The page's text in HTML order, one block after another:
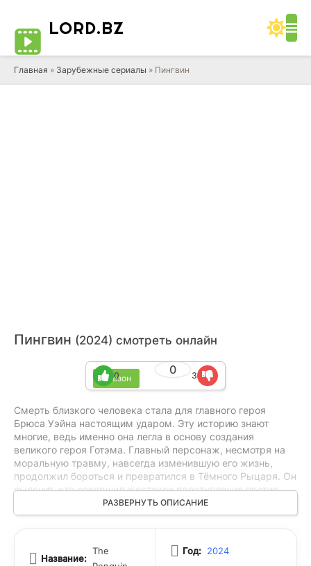
LORD.BZ
Главная » Зарубежные сериалы » Пингвин
Пингвин (2024) смотреть онлайн
1 сезон
0
0 3
Смерть близкого человека стала для главного героя
Брюса Уэйна настоящим ударом. Эту историю знают
многие, ведь именно она легла в основу создания
великого героя Готэма. Главный персонаж, несмотря на
моральную травму, навсегда изменившую его жизнь,
продолжил бороться и превратился в Тёмного Рыцаря. Он
выяснит, кто совершил жестокое преступление против
Томаса и Марты Уэйн. Джо Чилл ещё получит по
заслугам. В итоге, оказавшись на полях сражений Готэма,
преступник по прозвищу Пингвин, который держал в
РАЗВЕРНУТЬ ОПИСАНИЕ
Название:
The
Год: 2024